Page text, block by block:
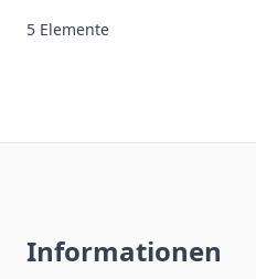
5 Elemente
Informationen